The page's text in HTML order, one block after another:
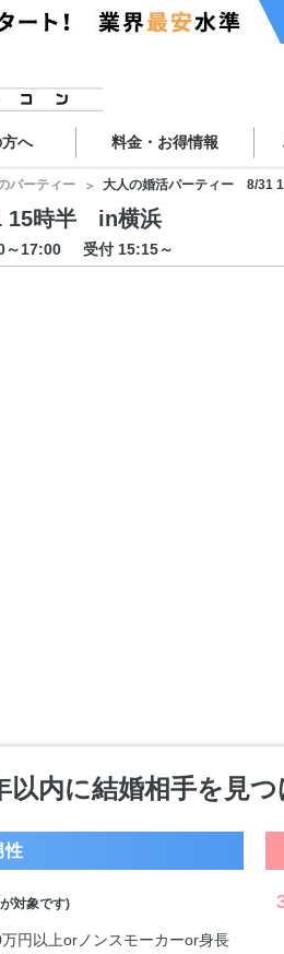
へ 料金・お得情報
パーティー 大人の婚活パーティー 8/31
15時半 in横浜
～17:00 受付 15:15～
以内に結婚相手を見
性
対象です)
円以上orノンスモーカーor身長